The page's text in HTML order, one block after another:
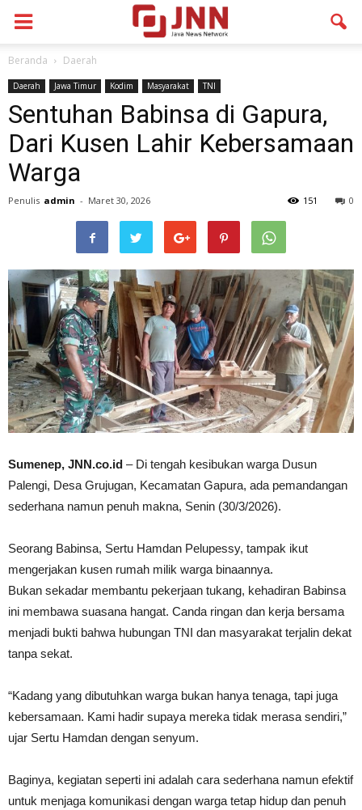
Beranda Daerah
Daerah Jawa Timur Kodim Masyarakat TNI
Sentuhan Babinsa di Gapura,
Dari Kusen Lahir Kebersamaan
Warga
Penulis admin - Maret 30, 2026 0
151
Sumenep, JNN.co.id – Di tengah kesibukan warga Dusun
Palengi, Desa Grujugan, Kecamatan Gapura, ada pemandangan
sederhana namun penuh makna, Senin (30/3/2026).
Seorang Babinsa, Sertu Hamdan Pelupessy, tampak ikut
mengerjakan kusen rumah milik warga binaannya.
Bukan sekadar membantu pekerjaan tukang, kehadiran Babinsa
ini membawa suasana hangat. Canda ringan dan kerja bersama
menjadi bukti bahwa hubungan TNI dan masyarakat terjalin dekat
tanpa sekat.
“Kadang yang dibutuhkan warga bukan hanya tenaga, tapi juga
kebersamaan. Kami hadir supaya mereka tidak merasa sendiri,”
ujar Sertu Hamdan dengan senyum.
Baginya, kegiatan seperti ini adalah cara sederhana namun efektif
untuk menjaga komunikasi dengan warga tetap hidup dan penuh